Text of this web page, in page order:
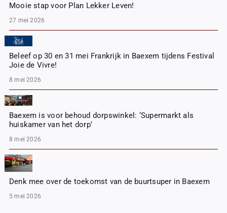
Mooie stap voor Plan Lekker Leven!
27 mei 2026
Beleef op 30 en 31 mei Frankrijk in Baexem tijdens Festival
Joie de Vivre!
8 mei 2026
Baexem is voor behoud dorpswinkel: ‘Supermarkt als
huiskamer van het dorp’
8 mei 2026
Denk mee over de toekomst van de buurtsuper in Baexem
5 mei 2026